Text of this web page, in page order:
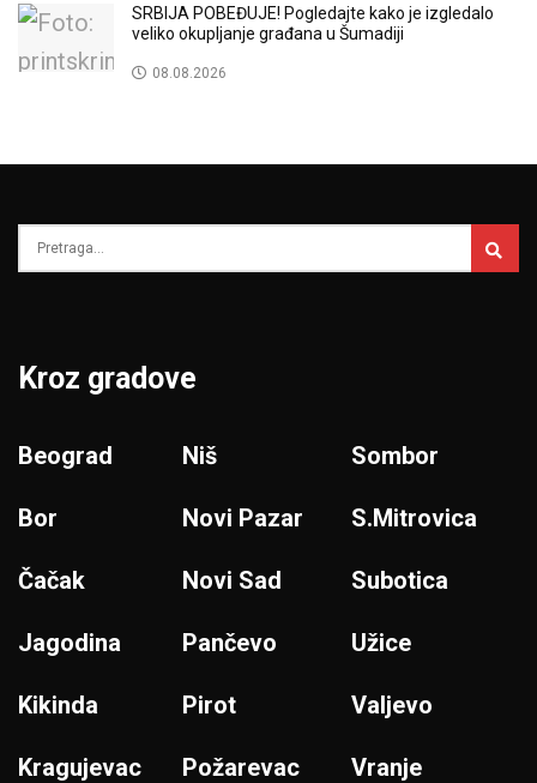
SRBIJA POBEĐUJE! Pogledajte kako je izgledalo
veliko okupljanje građana u Šumadiji
08.08.2026
Kroz gradove
Beograd
Bor
Čačak
Jagodina
Kikinda
Kragujevac
Niš
Novi Pazar
Novi Sad
Pančevo
Pirot
Požarevac
Sombor
S.Mitrovica
Subotica
Užice
Valjevo
Vranje